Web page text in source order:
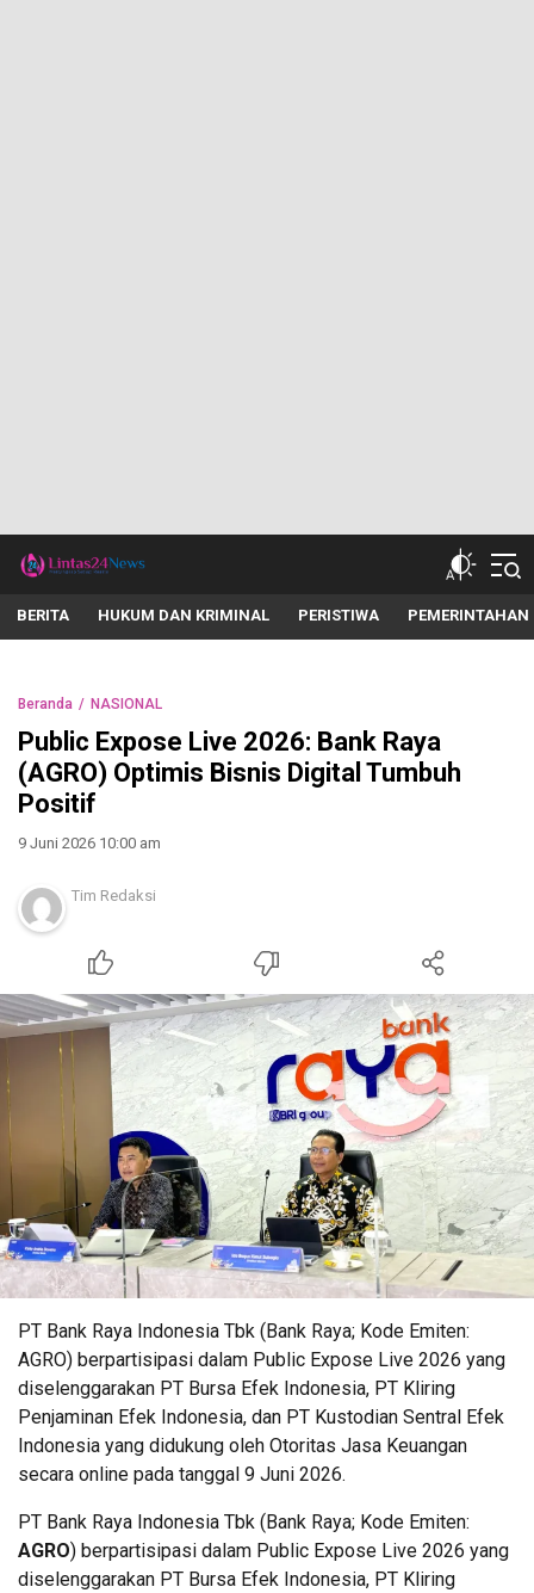
lintas24news.com
Menyingkap Setiap Realita
BERITA HUKUM DAN KRIMINAL PERISTIWA PEMERINTAHAN
Beranda NASIONAL
Public Expose Live 2026: Bank Raya
(AGRO) Optimis Bisnis Digital Tumbuh
Positif
9 Juni 2026 10:00 am
Tim Redaksi
PT Bank Raya Indonesia Tbk (Bank Raya; Kode Emiten:
AGRO) berpartisipasi dalam Public Expose Live 2026 yang
diselenggarakan PT Bursa Efek Indonesia, PT Kliring
Penjaminan Efek Indonesia, dan PT Kustodian Sentral Efek
Indonesia yang didukung oleh Otoritas Jasa Keuangan
secara online pada tanggal 9 Juni 2026.
PT Bank Raya Indonesia Tbk (Bank Raya; Kode Emiten:
AGRO) berpartisipasi dalam Public Expose Live 2026 yang
diselenggarakan PT Bursa Efek Indonesia, PT Kliring